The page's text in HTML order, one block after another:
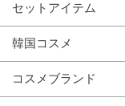
セットアイテム
韓国コスメ
コスメブランド